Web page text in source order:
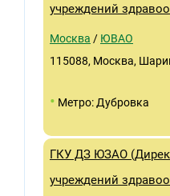
учреждений
Москва / ЮВАО
115088, Москва,
• Метро: Дубровка
ГКУ ДЗ ЮЗАО
учреждений